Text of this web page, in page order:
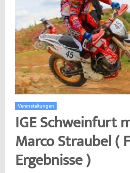
Veranstaltungen
IGE Schweinfurt
Marco Straubel (
Ergebnisse )